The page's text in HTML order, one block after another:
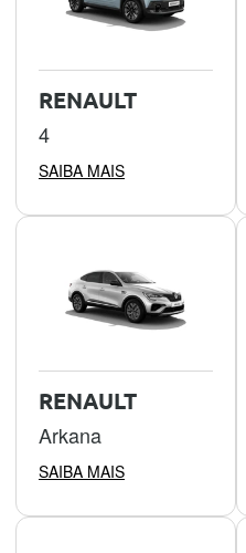
RENAULT
4
SAIBA MAIS
RENAULT
Arkana
SAIBA MAIS